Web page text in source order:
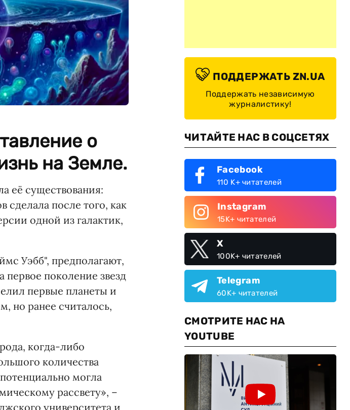
о
на Земле.
её существования:
после того, как
одной из галактик,
Уэбб", предполагают,
первое поколение звезд
первые планеты и
но ранее считалось,
когда-либо
количества
могла
рассвету», –
университета и
ПОДДЕРЖАТЬ ZN.UA
Поддержать независимую
журналистику!
ЧИТАЙТЕ НАС В СОЦСЕТЯХ
Facebook
110 K+ читателей
Instagram
15K+ читателей
X
100K+ читателей
Telegram
60K+ читателей
СМОТРИТЕ НАС НА
YOUTUBE